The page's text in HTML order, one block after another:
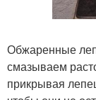
Обжаренные
смазываем
прикрывая